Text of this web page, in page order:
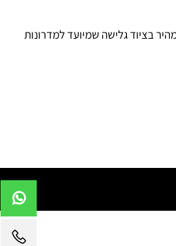
בציוד גלישה שמיועד למדרונות